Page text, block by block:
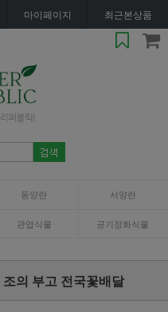
마이페이지 최근본상품
동양란 서양란
관엽식물 공기정화식물
의 부고 전국꽃배달